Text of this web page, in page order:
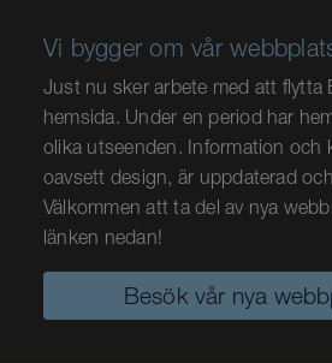
Vi bygger om vår
Just nu sker arbete med att flytta
hemsida. Under en period har
olika utseenden. Information och
oavsett design, är uppdaterad
Välkommen att ta del av nya
länken nedan!
Besök vår nya